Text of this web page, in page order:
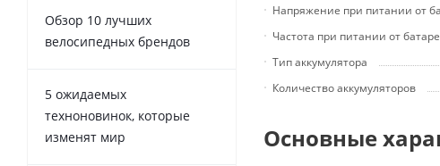
Напряжение при питании от
Частота при питании от
Тип аккумулятора
Количество аккумуляторов
Основные
Обзор 10 лучших
велосипедных брендов
5 ожидаемых
техноновинок, которые
изменят мир